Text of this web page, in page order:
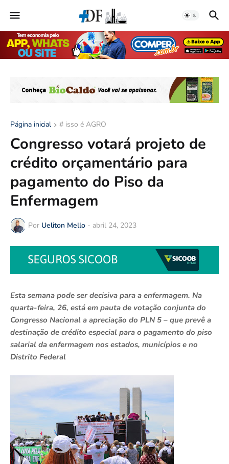
Página inicial # isso é AGRO
Congresso votará projeto de
crédito orçamentário para
pagamento do Piso da
Enfermagem
Por Ueliton Mello - abril 24, 2023
Esta semana pode ser decisiva para a enfermagem. Na
quarta-feira, 26, está em pauta de votação conjunta do
Congresso Nacional a apreciação do PLN 5 – que prevê a
destinação de crédito especial para o pagamento do piso
salarial da enfermagem nos estados, municípios e no
Distrito Federal